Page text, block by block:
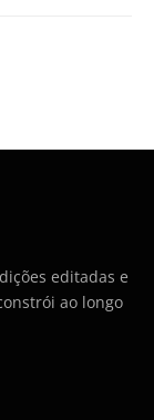
editadas e
ao longo